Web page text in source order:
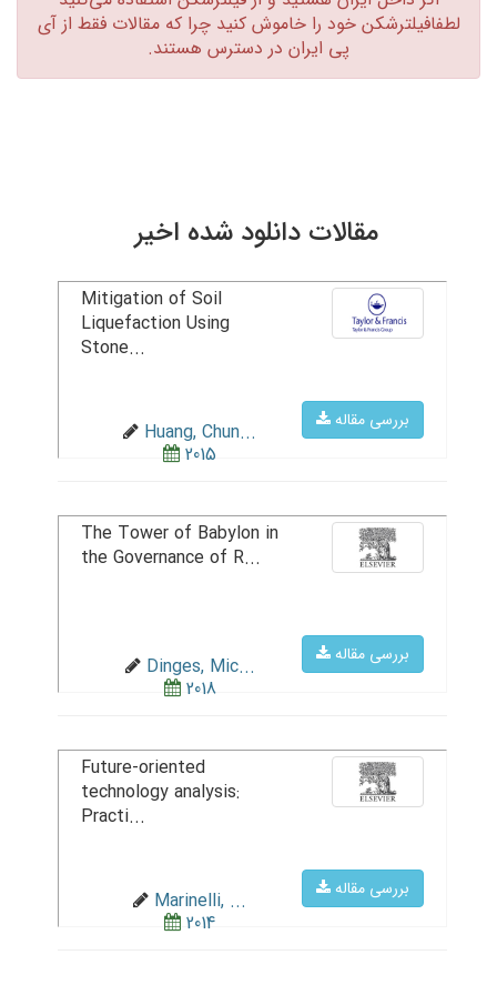
لطفافیلترشکن خود را خاموش کنید چرا که مقالات فقط از آی
پی ایران در دسترس هستند.‏
مقالات دانلود شده اخیر
بررسی مقاله
Mitigation of Soil
Liquefaction Using
Stone...
Huang, Chun...
2015
بررسی مقاله
The Tower of Babylon in
the Governance of R...
Dinges, Mic...
2018
بررسی مقاله
Future-oriented
technology analysis:
Practi...
Marinelli, ...
2014